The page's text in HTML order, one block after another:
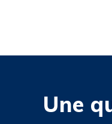
Une